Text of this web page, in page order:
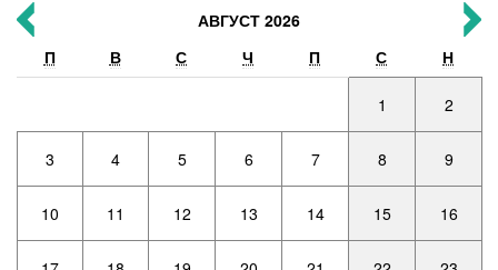
АВГУСТ 2026
П
В С Ч П С Н
1 2
3 4 5 6 7 8 9
10 11 12 13 14 15 16